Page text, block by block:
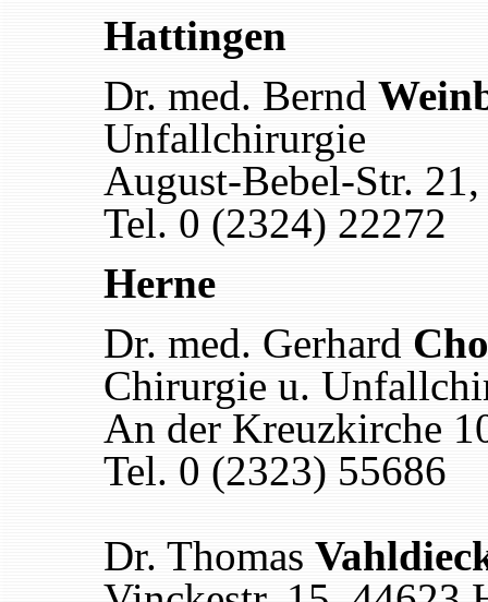
Hattingen
Dr. med. Bernd
Unfallchirurgie
August-Bebel-Str.
Tel. 0 (2324) 22272
Herne
Dr. med. Gerhard
Chirurgie u.
An der Kreuzkirche
Tel. 0 (2323) 55686
Dr. Thomas